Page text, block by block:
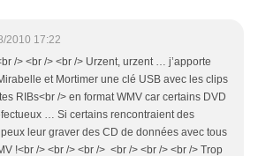
2010 17:22
/> <br /> <br /> Urzent, urzent … j’apporte
et Mortimer une clé USB avec les clips
RIBs<br /> en format WMV car certains DVD
… Si certains rencontraient des
leur graver des CD de données avec tous
!<br /> <br /> <br /> <br /> <br /> <br /> Trop